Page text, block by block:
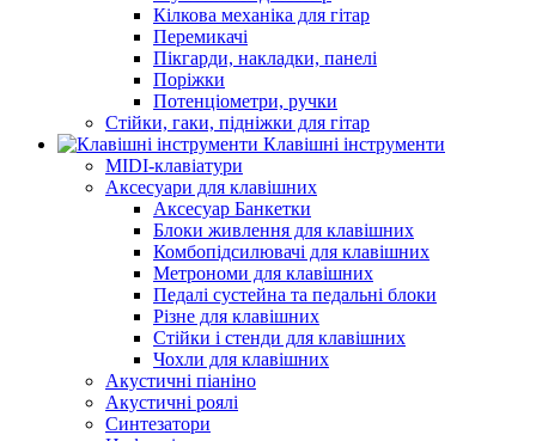
Кілкова механіка для гітар
Перемикачі
Пікгарди, накладки, панелі
Поріжки
Потенціометри, ручки
Стійки, гаки, підніжки для гітар
Клавішні інструменти
MIDI-клавіатури
Аксесуари для клавішних
Аксесуар Банкетки
Блоки живлення для клавішних
Комбопідсилювачі для клавішних
Метрономи для клавішних
Педалі сустейна та педальні блоки
Різне для клавішних
Стійки і стенди для клавішних
Чохли для клавішних
Акустичні піаніно
Акустичні роялі
Синтезатори